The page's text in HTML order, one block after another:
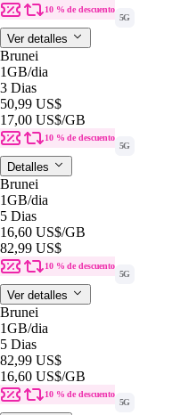
10 % de descuento
5G
Ver detalles
Brunei
1GB/dia
3 Dias
50,99 US$
17,00 US$/GB
10 % de descuento
5G
Detalles
Brunei
1GB/dia
5 Dias
16,60 US$/GB
82,99 US$
10 % de descuento
5G
Ver detalles
Brunei
1GB/dia
5 Dias
82,99 US$
16,60 US$/GB
10 % de descuento
5G